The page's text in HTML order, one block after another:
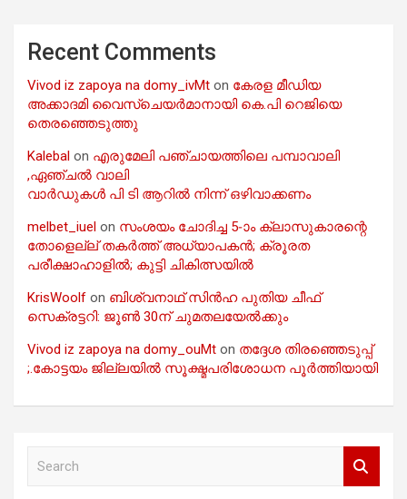
Recent Comments
Vivod iz zapoya na domy_ivMt on കേരള മീഡിയ
അക്കാദമി വൈസ്ചെയർമാനായി കെ.പി റെജിയെ
തെരഞ്ഞെടുത്തു
Kalebal on എരുമേലി പഞ്ചായത്തിലെ പമ്പാവാലി
,ഏഞ്ചൽ വാലി
വാർഡുകൾ പി ടി ആറിൽ നിന്ന് ഒഴിവാക്കണം
melbet_iuel on സംശയം ചോദിച്ച 5-ാം ക്ലാസുകാരന്റെ
തോളെല്ല് തകർത്ത് അധ്യാപകൻ; ക്രൂരത
പരീക്ഷാഹാളിൽ; കുട്ടി ചികിത്സയിൽ
KrisWoolf on ബിശ്വനാഥ് സിൻഹ പുതിയ ചീഫ്
സെക്രട്ടറി: ജൂൺ 30ന് ചുമതലയേൽക്കും
Vivod iz zapoya na domy_ouMt on തദ്ദേശ തിരഞ്ഞെടുപ്പ്
;.കോട്ടയം ജില്ലയിൽ സൂക്ഷ്മപരിശോധന പൂർത്തിയായി